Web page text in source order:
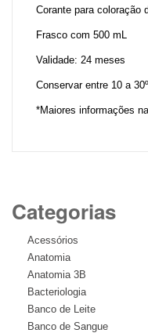
Corante para coloração
Frasco com 500 mL
Validade: 24 meses
Conservar entre 10 a
*Maiores informações
Categorias
Acessórios
Anatomia
Anatomia 3B
Bacteriologia
Banco de Leite
Banco de Sangue